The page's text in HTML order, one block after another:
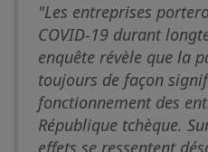
"Les entreprises
COVID-19 durant
enquête révèle que la
toujours de façon
fonctionnement des
République tchèque.
effets se ressentent